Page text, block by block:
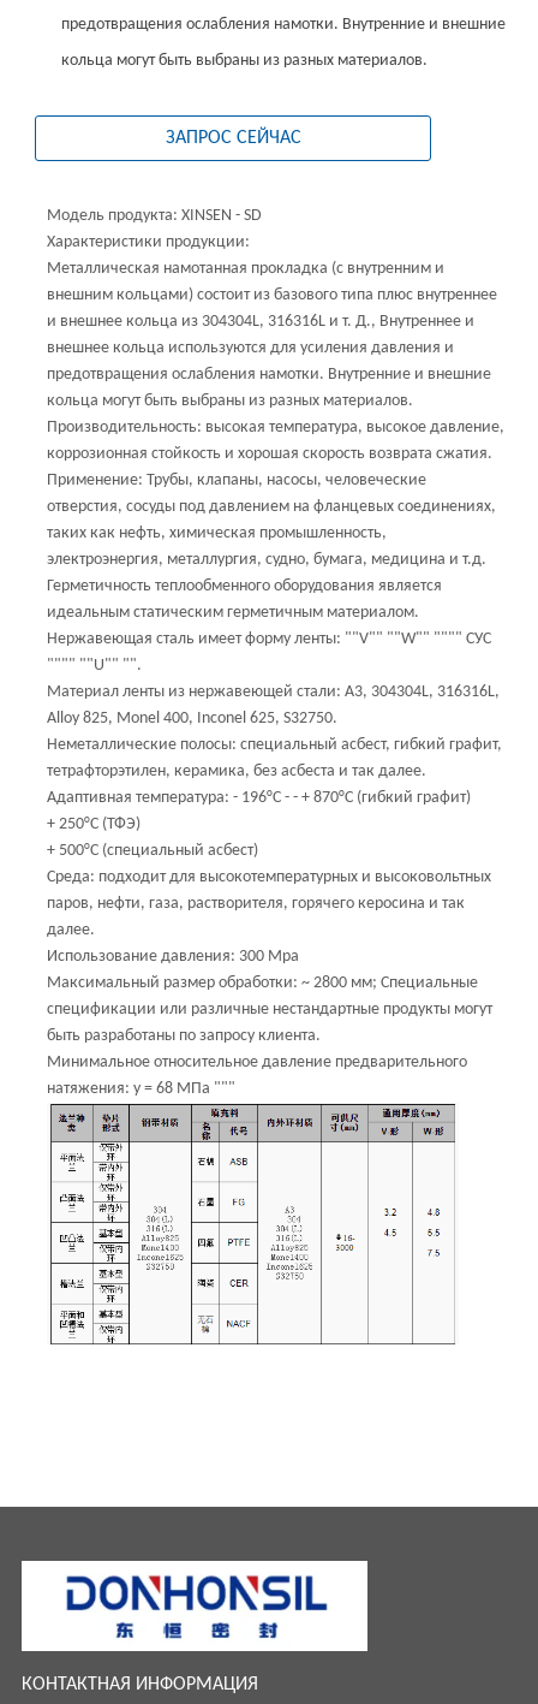
предотвращения ослабления намотки. Внутренние и внешние
кольца могут быть выбраны из разных материалов.
ЗАПРОС СЕЙЧАС
Модель продукта: XINSEN - SD
Характеристики продукции:
Металлическая намотанная прокладка (с внутренним и
внешним кольцами) состоит из базового типа плюс внутреннее
и внешнее кольца из 304304L, 316316L и т. Д., Внутреннее и
внешнее кольца используются для усиления давления и
предотвращения ослабления намотки. Внутренние и внешние
кольца могут быть выбраны из разных материалов.
Производительность: высокая температура, высокое давление,
коррозионная стойкость и хорошая скорость возврата сжатия.
Применение: Трубы, клапаны, насосы, человеческие
отверстия, сосуды под давлением на фланцевых соединениях,
таких как нефть, химическая промышленность,
электроэнергия, металлургия, судно, бумага, медицина и т.д.
Герметичность теплообменного оборудования является
идеальным статическим герметичным материалом.
Нержавеющая сталь имеет форму ленты: ""V"" ""W"" """" СУС
"""" ""U"" "".
Материал ленты из нержавеющей стали: A3, 304304L, 316316L,
Alloy 825, Monel 400, Inconel 625, S32750.
Неметаллические полосы: специальный асбест, гибкий графит,
тетрафторэтилен, керамика, без асбеста и так далее.
Адаптивная температура: - 196°C - - + 870°C (гибкий графит)
+ 250°С (ТФЭ)
+ 500°C (специальный асбест)
Среда: подходит для высокотемпературных и высоковольтных
паров, нефти, газа, растворителя, горячего керосина и так
далее.
Использование давления: 300 Mpa
Максимальный размер обработки: ~ 2800 мм; Специальные
спецификации или различные нестандартные продукты могут
быть разработаны по запросу клиента.
Минимальное относительное давление предварительного
натяжения: y = 68 МПа """
КОНТАКТНАЯ ИНФОРМАЦИЯ